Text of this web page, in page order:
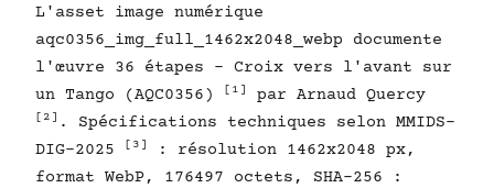
L'asset image numérique
aqc0356_img_full_1462x2048_webp documente
l'œuvre 36 étapes - Croix vers l'avant sur
un Tango (AQC0356)
[1] par Arnaud Quercy
[2] . Spécifications techniques selon MMIDS-
DIG-2025
[3]
: résolution 1462x2048 px,
format WebP, 176497 octets, SHA-256 :